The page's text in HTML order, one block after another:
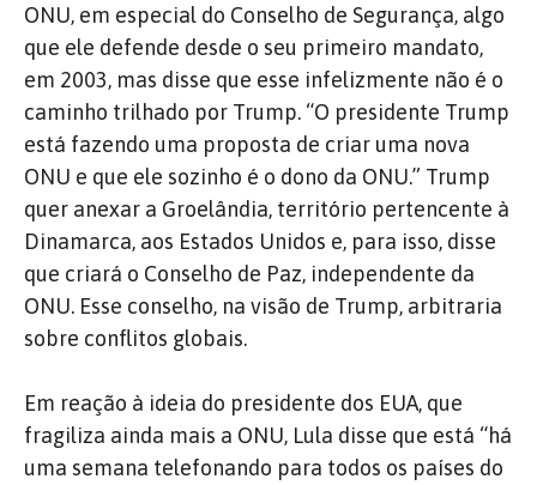
ONU, em especial do Conselho de Segurança, algo
que ele defende desde o seu primeiro mandato,
em 2003, mas disse que esse infelizmente não é o
caminho trilhado por Trump. “O presidente Trump
está fazendo uma proposta de criar uma nova
ONU e que ele sozinho é o dono da ONU.” Trump
quer anexar a Groelândia, território pertencente à
Dinamarca, aos Estados Unidos e, para isso, disse
que criará o Conselho de Paz, independente da
ONU. Esse conselho, na visão de Trump, arbitraria
sobre conflitos globais.
Em reação à ideia do presidente dos EUA, que
fragiliza ainda mais a ONU, Lula disse que está “há
uma semana telefonando para todos os países do